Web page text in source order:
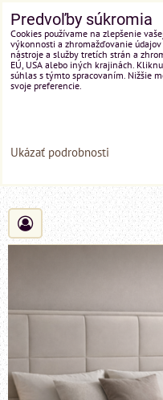
Predvoľby súkromia
Cookies používame na zlepšenie
výkonnosti a zhromažďovanie
nástroje a služby tretích strán a
EÚ, USA alebo iných krajinách.
súhlas s týmto spracovaním. Nižšie
svoje preferencie.
Ukázať podrobnosti